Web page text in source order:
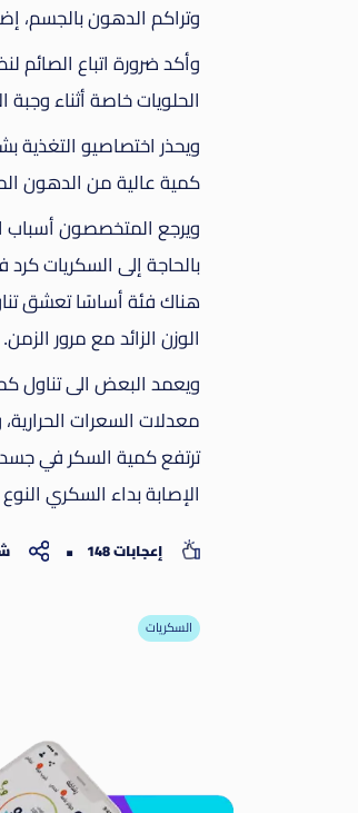
وتراكم الدهون بالجسم،
وأكد ضرورة اتباع الصائم
الحلويات خاصة أثناء وجبة
ويحذر اختصاصيو التغذية
كمية عالية من الدهون
ويرجع المتخصصون أسباب
بالحاجة إلى السكريات
هناك فئة أساسًا تعشق
الوزن الزائد مع مرور الزمن.
ويعمد البعض الى تناول
معدلات السعرات
ترتفع كمية السكر في
الإصابة بداء السكري النوع
إعجابات 148
السكريات